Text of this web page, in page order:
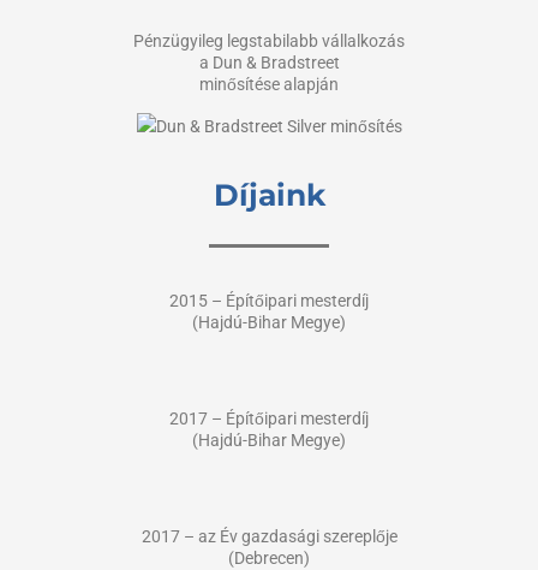
Pénzügyileg legstabilabb vállalkozás
a Dun & Bradstreet
minősítése alapján
Díjaink
2015 – Építőipari mesterdíj
(Hajdú-Bihar Megye)
2017 – Építőipari mesterdíj
(Hajdú-Bihar Megye)
2017 – az Év gazdasági szereplője
(Debrecen)